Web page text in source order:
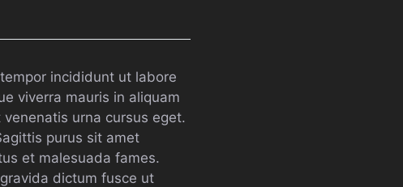
incididunt ut labore
viverra mauris in aliquam
urna cursus eget.
purus sit amet
et malesuada fames.
dictum fusce ut